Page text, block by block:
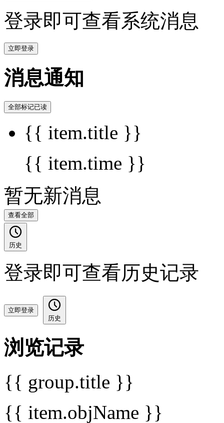
登录即可查看系统消息
立即登录
消息通知
全部标记已读
{{ item.title }}
{{ item.time }}
暂无新消息
查看全部
历史
登录即可查看历史记录
立即登录
历史
浏览记录
{{ group.title }}
{{ item.objName }}